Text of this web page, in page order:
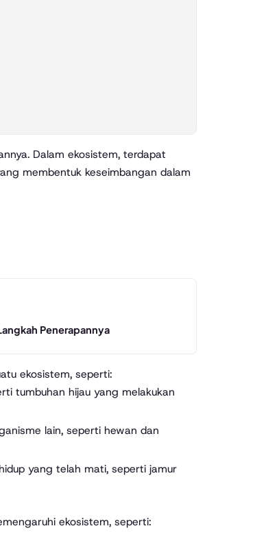
membentuk keseimbangan dalam
Penerapannya
ekosistem, seperti:
tumbuhan hijau yang melakukan
lain, seperti hewan dan
yang telah mati, seperti jamur
ekosistem, seperti: